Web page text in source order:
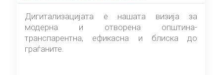
Дигитализацијата е нашата визија за
модерна и отворена општина-
транспарентна, ефикасна и блиска до
граѓаните.